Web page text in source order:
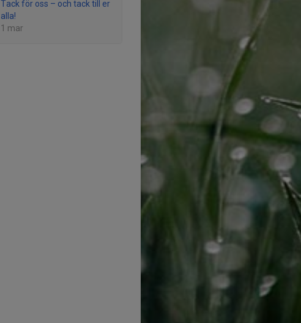
Tack för oss – och tack till er
alla!
1 mar